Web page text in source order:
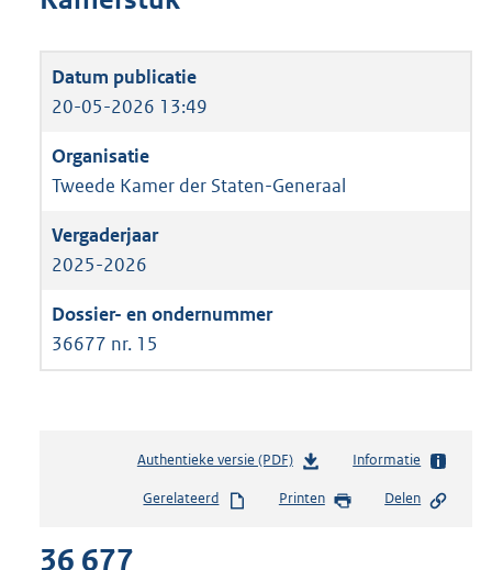
20-05-2026 13:49
Tweede Kamer der Staten-Generaal
2025-2026
36677 nr. 15
Authentieke versie (PDF)b
s
Informatie
Gerelateerd Printen Delen
36 677